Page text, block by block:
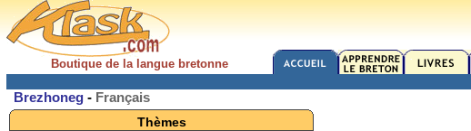
Boutique de la langue bretonne
Brezhoneg - Français
Thèmes